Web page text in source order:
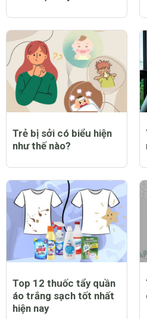
Trẻ bị sởi có biểu hiện
như thế nào?
Top 12 thuốc tẩy quần
áo trắng sạch tốt nhất
hiện nay